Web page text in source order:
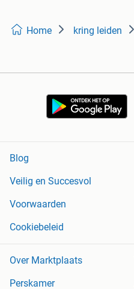
Home kring leiden
Blog
Veilig en Succesvol
Voorwaarden
Cookiebeleid
Over Marktplaats
Perskamer